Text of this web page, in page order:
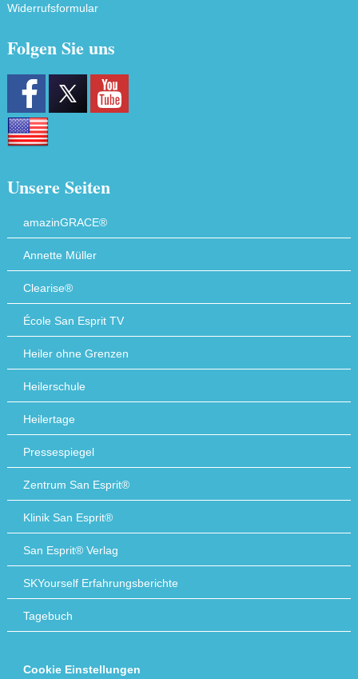
Widerrufsformular
Folgen Sie uns
Unsere Seiten
amazinGRACE®
Annette Müller
Clearise®
École San Esprit TV
Heiler ohne Grenzen
Heilerschule
Heilertage
Pressespiegel
Zentrum San Esprit®
Klinik San Esprit®
San Esprit® Verlag
SKYourself Erfahrungsberichte
Tagebuch
Cookie Einstellungen